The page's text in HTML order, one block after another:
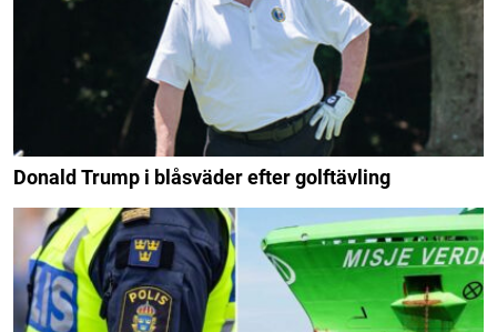
Donald Trump i blåsväder efter golftävling